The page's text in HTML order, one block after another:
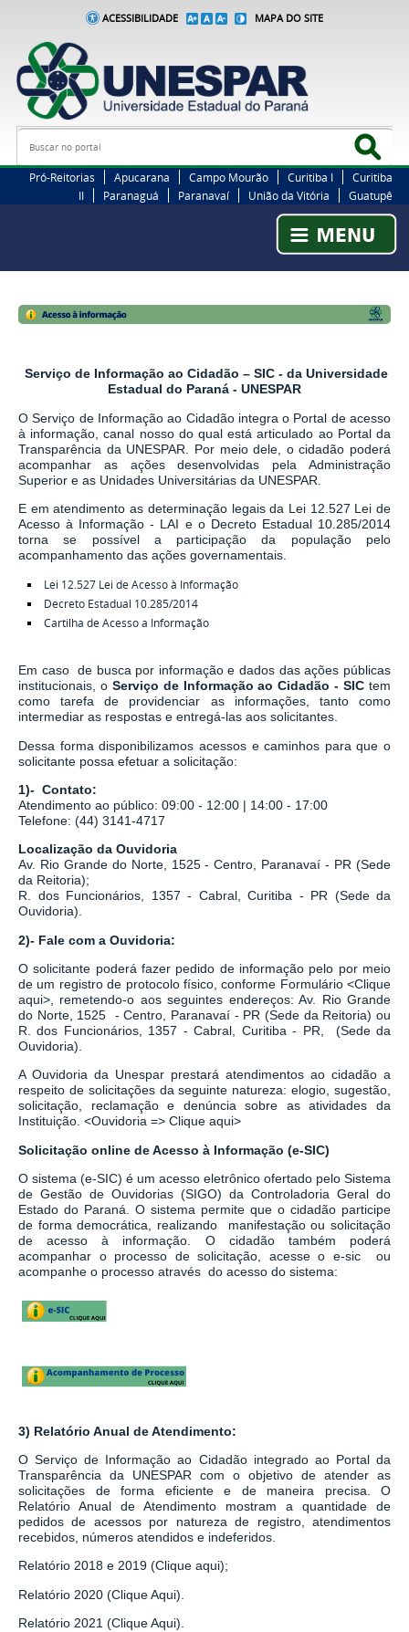
ACESSIBILIDADE MAPA DO SITE
Busca
Pró-Reitorias Apucarana Campo Mourão Curitiba I
Curitiba
II
Paranaguá Paranavaí União da Vitória Guatupê
Serviço de Informação ao Cidadão – SIC - da Universidade
Estadual do Paraná - UNESPAR
O Serviço de Informação ao Cidadão integra o Portal de acesso
à informação, canal nosso do qual está articulado ao Portal da
Transparência da UNESPAR. Por meio dele, o cidadão poderá
acompanhar as ações desenvolvidas pela Administração
Superior e as Unidades Universitárias da UNESPAR.
E em atendimento as determinação legaisda Lei 12.527 Lei de
Acesso à Informação - LAI e o Decreto Estadual 10.285/2014
torna se possível a participação da população pelo
acompanhamento das ações governamentais.
Lei 12.527 Lei de Acesso à Informação
Decreto Estadual 10.285/2014
Cartilha de Acesso a Informação
Em caso de busca por informação e dados das ações públicas
institucionais, o Serviço de Informação ao Cidadão - SICtem
como tarefa de
providenciar as informações, tanto como
intermediar as respostas e entregá-las aos solicitantes.
Dessa forma disponibilizamos acessos e caminhos para que o
solicitante possa efetuar a solicitação:
1)- Contato:
Atendimento ao público: 09:00 - 12:00 | 14:00 - 17:00
Telefone: (44) 3141-4717
Localização da Ouvidoria
Av. Rio Grande do Norte, 1525 - Centro, Paranavaí - PR (Sede
da Reitoria);
R. dos Funcionários, 1357 - Cabral, Curitiba - PR (Sede da
Ouvidoria).
2)- Fale com a Ouvidoria:
O solicitante poderá fazer pedido de informação pelo por meio
de um registro de protocolo físico, conforme Formulário <Clique
aqui> , remetendo-o aos seguintes endereços: Av. Rio Grande
do Norte, 1525 - Centro, Paranavaí - PR (Sede da Reitoria) ou
R. dos Funcionários, 1357 - Cabral, Curitiba - PR,
(Sede da
Ouvidoria).
A Ouvidoria da Unespar prestará atendimentos ao cidadão a
respeito de solicitações da seguinte natureza: elogio, sugestão,
solicitação, reclamação e denúncia sobre as atividades da
Instituição. <Ouvidoria => Clique aqui>
Solicitação online de Acesso à Informação (e-SIC)
O sistema (e-SIC) é um acesso eletrônico ofertado pelo Sistema
de Gestão de Ouvidorias (SIGO) da Controladoria Geral do
Estado do Paraná. O sistema permite que o cidadão participe
de forma democrática, realizando manifestação ou solicitação
de acesso à informação. O cidadão também poderá
acompanhar o processo de solicitação, acesse o e-sic ou
acompanhe o processo através do acesso do sistema:
3) Relatório Anual de Atendimento:
O Serviço de Informação ao Cidadão integrado aoPortal da
Transparência da UNESPAR
com o objetivo de atender as
solicitações de forma eficiente e de maneira precisa. O
Relatório Anual de Atendimento mostram a quantidade de
pedidos de acessos por natureza de registro, atendimentos
recebidos, números atendidos e indeferidos.
Relatório 2018 e 2019 (Clique aqui);
Relatório 2020 (Clique Aqui).
Relatório 2021 (Clique Aqui).